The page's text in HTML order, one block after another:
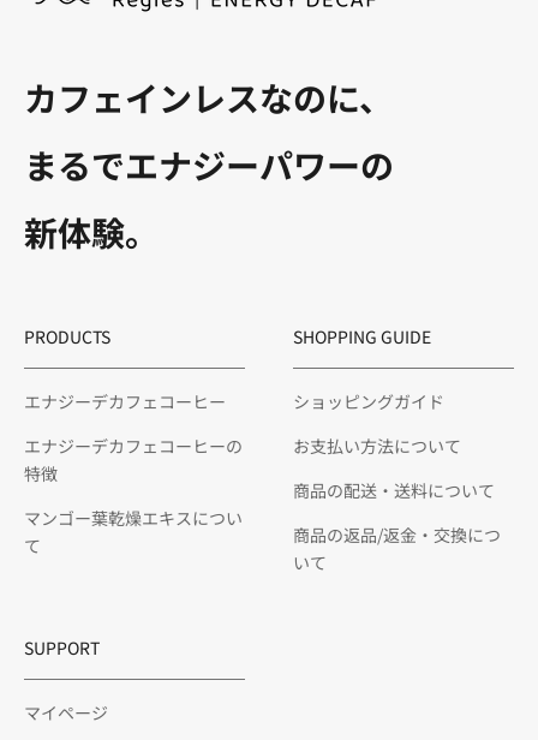
カフェインレスなのに、
まるでエナジーパワーの
新体験。
PRODUCTS
エナジーデカフェコーヒー
エナジーデカフェコーヒーの
特徴
マンゴー葉乾燥エキスについ
て
SHOPPING GUIDE
ショッピングガイド
お支払い方法について
商品の配送・送料について
商品の返品/返金・交換につ
いて
SUPPORT
マイページ